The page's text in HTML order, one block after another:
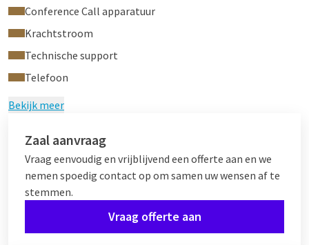
Conference Call apparatuur
Krachtstroom
Technische support
Telefoon
Bekijk meer
Zaal aanvraag
Vraag eenvoudig en vrijblijvend een offerte aan en we
nemen spoedig contact op om samen uw wensen af te
stemmen.
Vraag offerte aan